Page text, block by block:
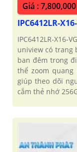
Giá :
IPC6412LR-
IPC6412LR-X16-
uniview có trang
ban đêm trong
thể zoom quang
giúp theo dõi
cắm thẻ nhớ